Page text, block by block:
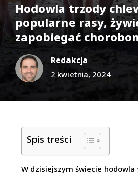
Hodowla trzody
popularne rasy,
zapobiegać
Redakcja
2 kwietnia, 2024
Spis treści
W dzisiejszym świecie hodowla